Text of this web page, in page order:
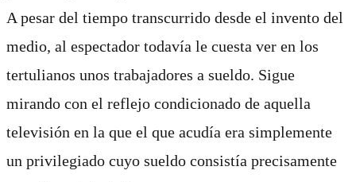
A pesar del tiempo transcurrido desde el invento del
medio, al espectador todavía le cuesta ver en los
tertulianos unos trabajadores a sueldo. Sigue
mirando con el reflejo condicionado de aquella
televisión en la que el que acudía era simplemente
un privilegiado cuyo sueldo consistía precisamente